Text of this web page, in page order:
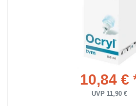
10,84 €
UVP 11,90 €